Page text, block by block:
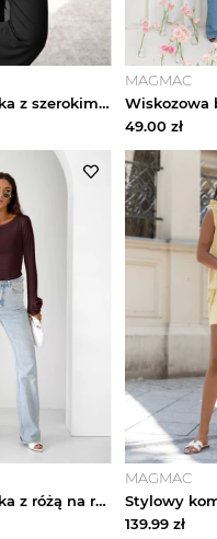
Wiskozowa bluzka z szerokimi rękawami REINE - czarna magmac
MAGMAC
49.00 zł
Wiskozowa bluzka z różą na rękawie ELIJA - czekoladowa magmac
MAGMAC
139.99 zł